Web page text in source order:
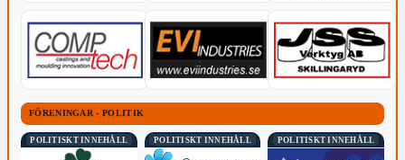
FÖRENINGAR - POLITIK
POLITISKT INNEHÅLL POLITISKT INNEHÅLL POLITISKT INNEHÅLL